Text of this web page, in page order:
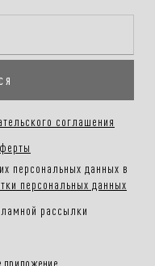
при получении
соглашения
персональных данных в
персональных данных
рассылки
приложение